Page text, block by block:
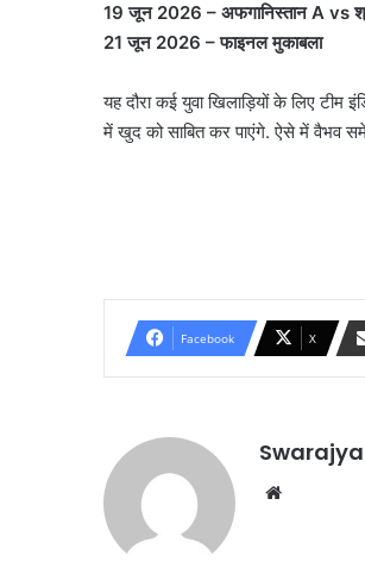
19 जून 2026 – अफगानिस्तान A vs
21 जून 2026 – फाइनल मुकाबला
यह दौरा कई युवा खिलाड़ियों के लिए टीम
में खुद को साबित कर पाएंगे. ऐसे में वैभव
Facebook X